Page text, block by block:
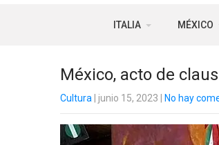
ITALIA MÉXICO
México, acto de
Cultura | junio 15, 2023 No hay